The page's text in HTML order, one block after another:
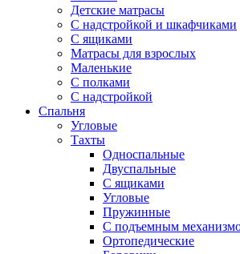
Детские матрасы
С надстройкой и шкафчиками
С ящиками
Матрасы для взрослых
Маленькие
С полками
С надстройкой
Спальня
Угловые
Тахты
Односпальные
Двуспальные
С ящиками
Угловые
Пружинные
С подъемным
Ортопедические